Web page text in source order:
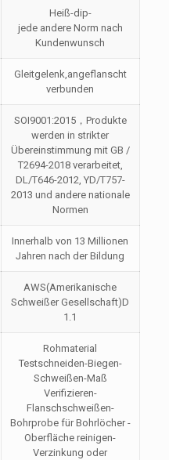
Heiß-dip-
jede andere Norm nach
Kundenwunsch
Gleitgelenk,angeflanscht
verbunden
SOI9001:2015，Produkte
werden in strikter
Übereinstimmung mit GB /
T2694-2018 verarbeitet,
DL/T646-2012, YD/T757-
2013 und andere nationale
Normen
Innerhalb von 13 Millionen
Jahren nach der Bildung
AWS(Amerikanische
Schweißer Gesellschaft)D
1.1
Rohmaterial
Testschneiden-Biegen-
Schweißen-Maß
Verifizieren-
Flanschschweißen-
Bohrprobe für Bohrlöcher -
Oberfläche reinigen-
Verzinkung oder